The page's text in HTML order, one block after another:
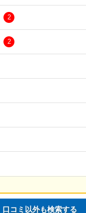
2
2
口コミ以外も検索する